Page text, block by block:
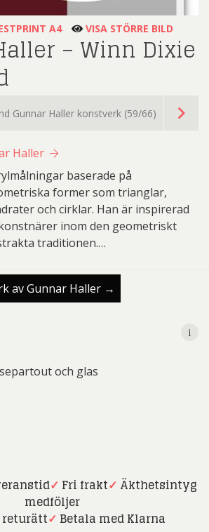
A4 VISA STÖRRE BILD
– Winn Dixie
Gunnar Haller konstverk (59/66)
Haller
baserade på
former som trianglar,
och cirklar. Han är inspirerad
inom den geometriskt
traditionen.…
av Gunnar Haller →
och glas
i
✓ Fri frakt✓ Äkthetsintyg
medföljer
returätt✓ Betala med Klarna